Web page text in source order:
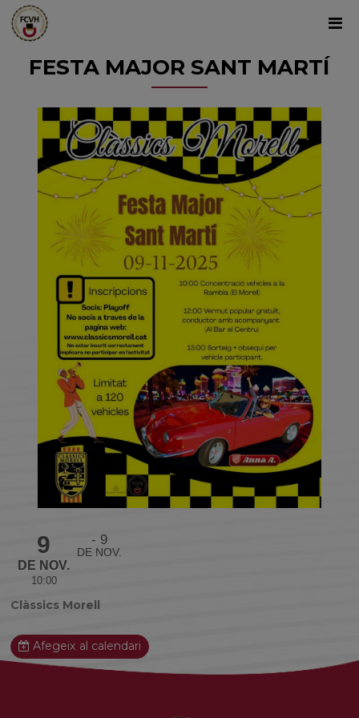
FESTA MAJOR SANT MARTÍ
9
DE NOV.
10:00
9
DE NOV.
Clàssics Morell
Afegeix al calendari